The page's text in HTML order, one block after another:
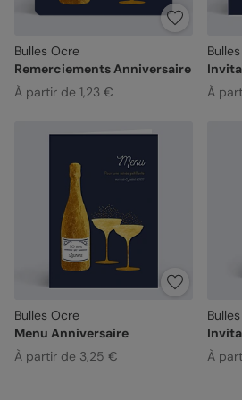
Bulles Ocre
Remerciements Anniversaire
À partir de 1,23 €
À
Bulles Ocre
Menu Anniversaire
À partir de 3,25 €
À